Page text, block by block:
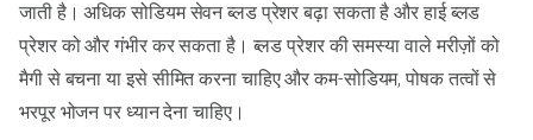
जाती है। अधिक सोडियम सेवन ब्लड प्रेशर बढ़ा सकता है और हाई ब्लड
प्रेशर को और गंभीर कर सकता है। ब्लड प्रेशर की समस्या वाले मरीज़ों को
मैगी से बचना या इसे सीमित करना चाहिए और कम-सोडियम, पोषक तत्वों से
भरपूर भोजन पर ध्यान देना चाहिए।